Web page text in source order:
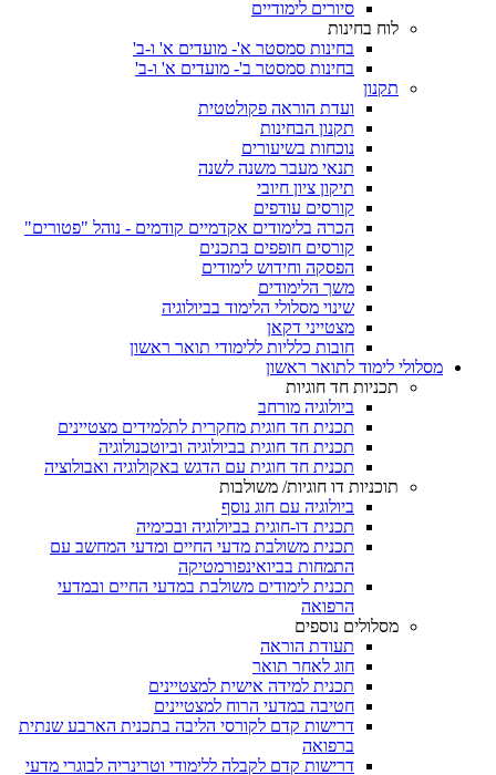
סיורים לימודיים
לוח בחינות
בחינות סמסטר א'- מועדים א' ו-ב'
בחינות סמסטר ב'- מועדים א' ו-ב'
תקנון
ועדת הוראה פקולטטית
תקנון הבחינות
נוכחות בשיעורים
תנאי מעבר משנה לשנה
תיקון ציון חיובי
קורסים עודפים
הכרה בלימודים אקדמיים קודמים - נוהל "פטורים"
קורסים חופפים בתכנים
הפסקה וחידוש לימודים
משך הלימודים
שינוי מסלולי הלימוד בביולוגיה
מצטייני דקאן
חובות כלליות ללימודי תואר ראשון
מסלולי לימוד לתואר ראשון
תכניות חד חוגיות
ביולוגיה מורחב
תכנית חד חוגית מחקרית לתלמידים מצטיינים
תכנית חד חוגית בביולוגיה וביוטכנולוגיה
תכנית חד חוגית עם הדגש באקולוגיה ואבולוציה
תוכניות דו חוגיות/ משולבות
ביולוגיה עם חוג נוסף
תכנית דו-חוגית בביולוגיה ובכימיה
תכנית משולבת מדעי החיים ומדעי המחשב עם
התמחות בביואינפורמטיקה
תכנית לימודים משולבת במדעי החיים ובמדעי
הרפואה
מסלולים נוספים
תעודת הוראה
חוג לאחר תואר
תכנית למידה אישית למצטיינים
חטיבה במדעי הרוח למצטיינים
דרישות קדם לקורסי הליבה בתכנית הארבע שנתית
ברפואה
דרישות קדם לקבלה ללימודי וטרינריה לבוגרי מדעי